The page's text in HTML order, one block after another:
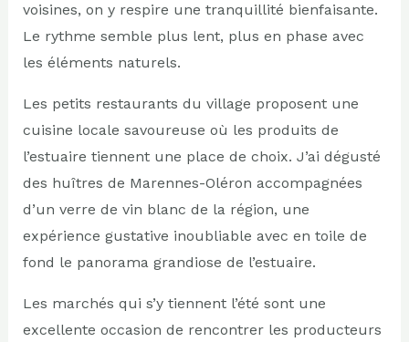
voisines, on y respire une tranquillité bienfaisante.
Le rythme semble plus lent, plus en phase avec
les éléments naturels.
Les petits restaurants du village proposent une
cuisine locale savoureuse où les produits de
l’estuaire tiennent une place de choix. J’ai dégusté
des huîtres de Marennes-Oléron accompagnées
d’un verre de vin blanc de la région, une
expérience gustative inoubliable avec en toile de
fond le panorama grandiose de l’estuaire.
Les marchés qui s’y tiennent l’été sont une
excellente occasion de rencontrer les producteurs